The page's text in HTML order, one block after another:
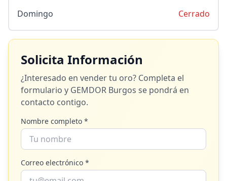
Domingo
Cerrado
Solicita Información
¿Interesado en vender tu oro? Completa el
formulario y GEMDOR Burgos se pondrá en
contacto contigo.
Nombre completo *
Correo electrónico *